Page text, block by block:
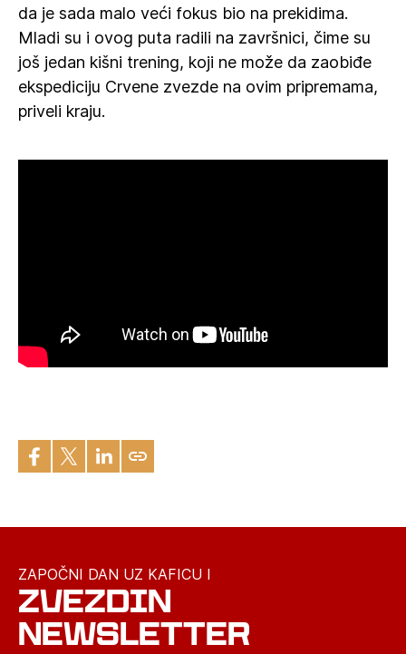
da je sada malo veći fokus bio na prekidima.
Mladi su i ovog puta radili na završnici, čime su
još jedan kišni trening, koji ne može da zaobiđe
ekspediciju Crvene zvezde na ovim pripremama,
priveli kraju.
ZAPOČNI DAN UZ KAFICU I
ZVEZDIN
NEWSLETTER